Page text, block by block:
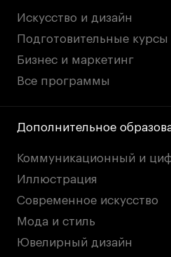
Искусство и дизайн
Подготовительные курсы
Бизнес и маркетинг
Все программы
Дополнительное
Коммуникационный и
Иллюстрация
Современное искусство
Мода и стиль
Ювелирный дизайн